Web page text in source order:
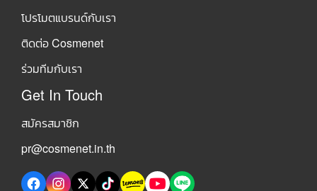
โปรโมตแบรนด์กับเรา
ติดต่อ Cosmenet
ร่วมทีมกับเรา
Get In Touch
สมัครสมาชิก
pr@cosmenet.in.th